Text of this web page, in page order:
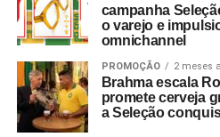
campanha
o varejo e
omnichannel
PROMOÇÃO 2 meses
Brahma escala
promete cerveja
a Seleção